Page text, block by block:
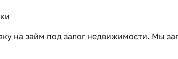
на займ под залог недвижимости. Мы